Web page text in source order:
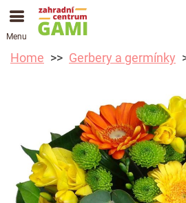
Menu
Home Gerbery a germínky